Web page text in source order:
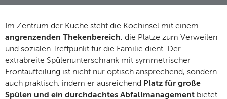
Im Zentrum der Küche steht die Kochinsel mit einem
angrenzenden Thekenbereich, die Platze zum Verweilen
und sozialen Treffpunkt für die Familie dient. Der
extrabreite Spülenunterschrank mit symmetrischer
Frontaufteilung ist nicht nur optisch ansprechend, sondern
auch praktisch, indem er ausreichend Platz für große
Spülen und ein durchdachtes Abfallmanagement bietet.